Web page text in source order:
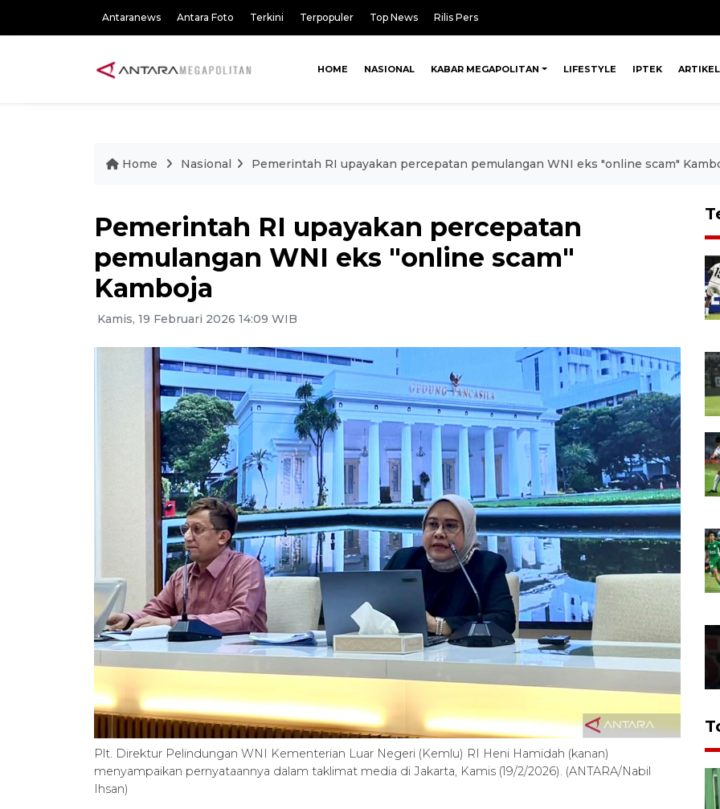
Antaranews Antara Foto Terkini Terpopuler Top News Rilis Pers
HOME NASIONAL KABAR MEGAPOLITAN LIFESTYLE IPTEK ARTIKEL
Home Nasional Pemerintah RI upayakan percepatan pemulangan WNI eks "online scam"
Pemerintah RI upayakan percepatan
pemulangan WNI eks "online scam"
Kamboja
Kamis, 19 Februari 2026 14:09 WIB
Plt. Direktur Pelindungan WNI Kementerian Luar Negeri (Kemlu) RI Heni Hamidah (kanan)
menyampaikan pernyataannya dalam taklimat media di Jakarta, Kamis (19/2/2026). (ANTARA/Nabil
Ihsan)